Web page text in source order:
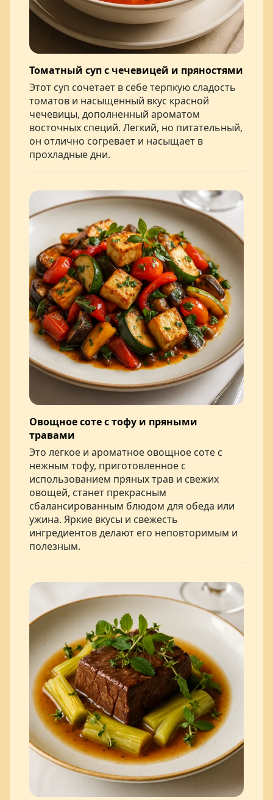
Томатный суп с чечевицей и пряностями
Этот суп сочетает в себе терпкую сладость
томатов и насыщенный вкус красной
чечевицы, дополненный ароматом
восточных специй. Легкий, но питательный,
он отлично согревает и насыщает в
прохладные дни.
Овощное соте с тофу и пряными
травами
Это легкое и ароматное овощное соте с
нежным тофу, приготовленное с
использованием пряных трав и свежих
овощей, станет прекрасным
сбалансированным блюдом для обеда или
ужина. Яркие вкусы и свежесть
ингредиентов делают его неповторимым и
полезным.